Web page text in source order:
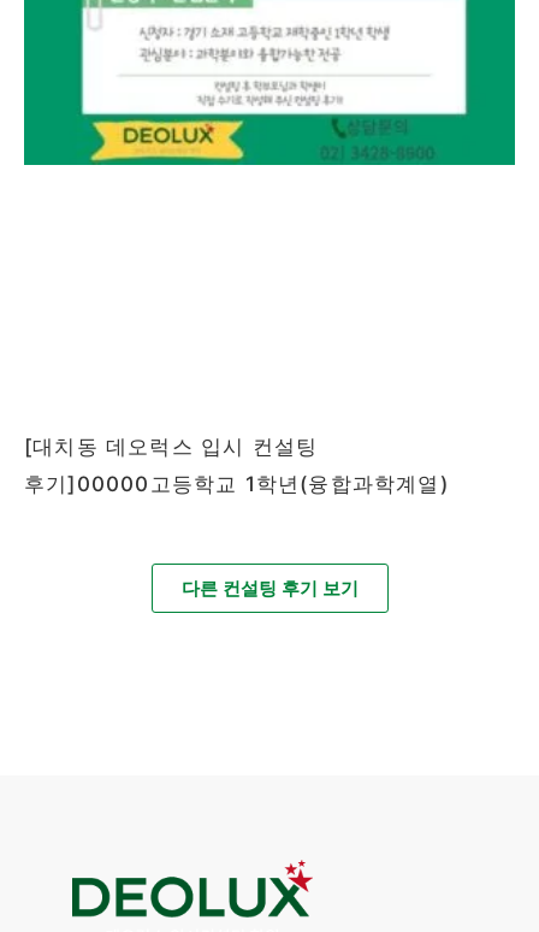
[대치동 데오럭스 입시 컨설팅
후기]00000고등학교 1학년(융합과학계열)
다른 컨설팅 후기 보기